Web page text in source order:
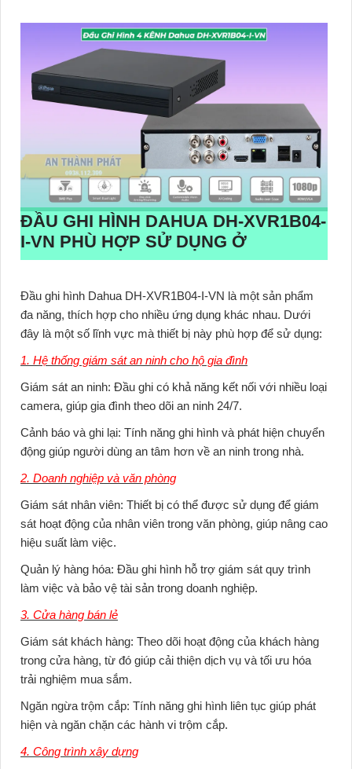
ĐẦU GHI HÌNH DAHUA DH-XVR1B04-
I-VN PHÙ HỢP SỬ DỤNG Ở
Đầu ghi hình Dahua DH-XVR1B04-I-VN là một sản phẩm
đa năng, thích hợp cho nhiều ứng dụng khác nhau. Dưới
đây là một số lĩnh vực mà thiết bị này phù hợp để sử dụng:
1. Hệ thống giám sát an ninh cho hộ gia đình
Giám sát an ninh: Đầu ghi có khả năng kết nối với nhiều loại
camera, giúp gia đình theo dõi an ninh 24/7.
Cảnh báo và ghi lại: Tính năng ghi hình và phát hiện chuyển
động giúp người dùng an tâm hơn về an ninh trong nhà.
2. Doanh nghiệp và văn phòng
Giám sát nhân viên: Thiết bị có thể được sử dụng để giám
sát hoạt động của nhân viên trong văn phòng, giúp nâng cao
hiệu suất làm việc.
Quản lý hàng hóa: Đầu ghi hình hỗ trợ giám sát quy trình
làm việc và bảo vệ tài sản trong doanh nghiệp.
3. Cửa hàng bán lẻ
Giám sát khách hàng: Theo dõi hoạt động của khách hàng
trong cửa hàng, từ đó giúp cải thiện dịch vụ và tối ưu hóa
trải nghiệm mua sắm.
Ngăn ngừa trộm cắp: Tính năng ghi hình liên tục giúp phát
hiện và ngăn chặn các hành vi trộm cắp.
4. Công trình xây dựng